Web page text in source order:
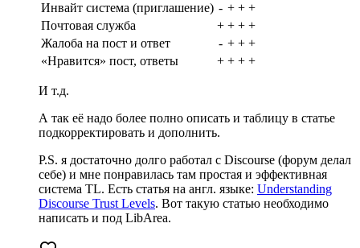
Инвайт система (приглашение) - + + +
Почтовая служба
+ + + +
Жалоба на пост и ответ
- + + +
«Нравится» пост, ответы
+ + + +
И т.д.
А так её надо более полно описать и таблицу в статье
подкорректировать и дополнить.
P.S. я достаточно долго работал с Discourse (форум делал
себе) и мне понравилась там простая и эффективная
система TL. Есть статья на англ. языке: Understanding
Discourse Trust Levels. Вот такую статью необходимо
написать и под LibArea.